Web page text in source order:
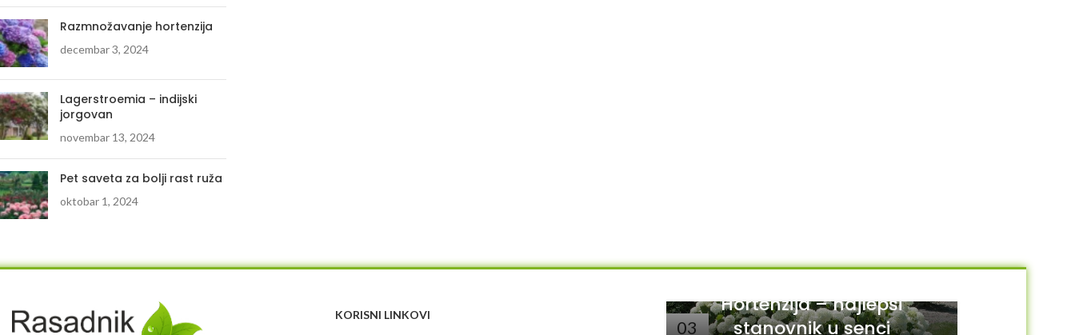
Razmnožavanje hortenzija
decembar 3, 2024
Lagerstroemia – indijski
jorgovan
novembar 13, 2024
Pet saveta za bolji rast ruža
oktobar 1, 2024
KORISNI LINKOVI
03
Hortenzija – najlepši
stanovnik u senci